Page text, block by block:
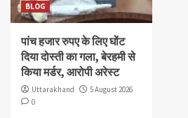
BLOG
पांच हजार रुपए के लिए घोंट
दिया दोस्ती का गला, बेरहमी से
किया मर्डर, आरोपी अरेस्ट
Uttarakhand
5 August 2026
0